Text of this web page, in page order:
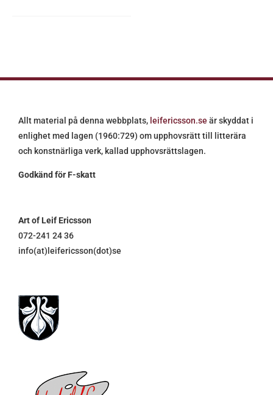
Allt material på denna webbplats, leifericsson.se är skyddat i
enlighet med lagen (1960:729) om upphovsrätt till litterära
och konstnärliga verk, kallad upphovsrättslagen.
Godkänd för F-skatt
Art of Leif Ericsson
072-241 24 36
info(at)leifericsson(dot)se